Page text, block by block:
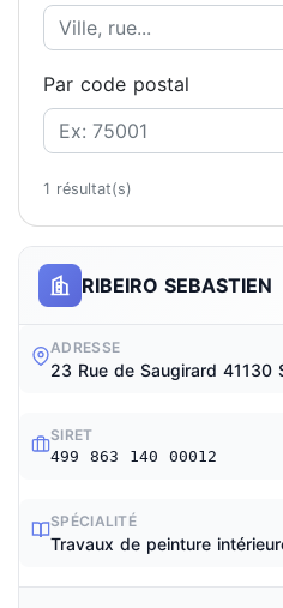
RIBEIRO SEBASTIEN
ADRESSE
23 Rue de Saugirard 41130
SIRET
499 863 140 00012
SPÉCIALITÉ
Travaux de peinture
Par code postal
1 résultat(s)